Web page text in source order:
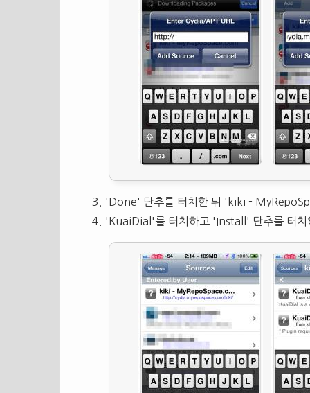
'Done' 단추를 터치한 뒤 'kiki -
'KuaiDial'를 터치하고 'Install' 단추를 터